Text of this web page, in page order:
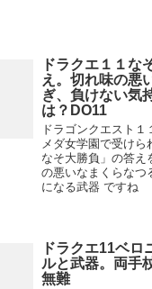
ドラクエ１１な
え。切れ味の悪
ぎ、負けない気
は？DO11
ドラゴンクエスト
メダ女学園で受け
なそ大勝負」の答え
の悪いなまくらなつ
になる武器 ですね
ドラクエ11ベロ
ルと武器。両手
無難